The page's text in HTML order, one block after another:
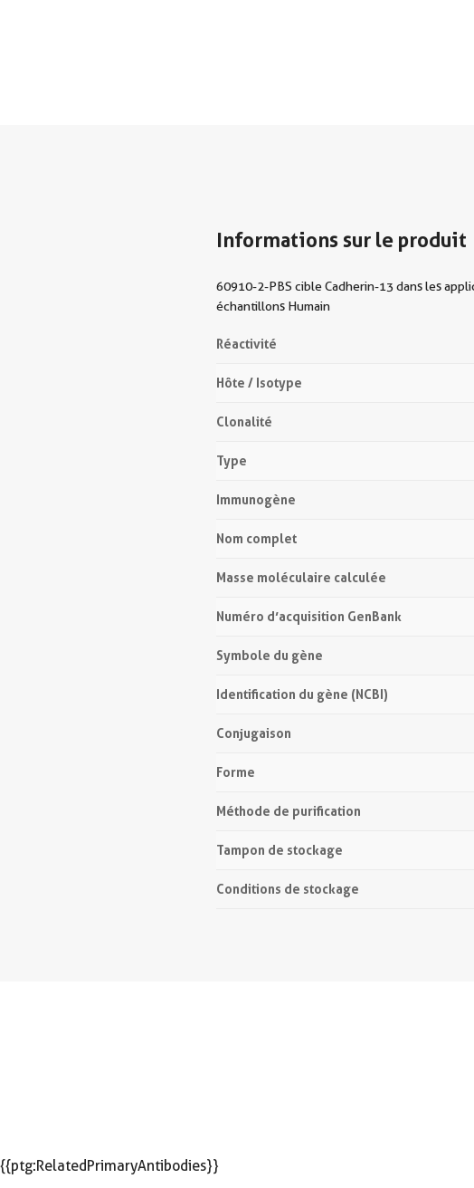
Informations sur le produit
60910-2-PBS cible Cadherin-13 dans les
échantillons Humain
Réactivité
Hôte / Isotype
Clonalité
Type
Immunogène
Nom complet
Masse moléculaire calculée
Numéro d’acquisition GenBank
Symbole du gène
Identification du gène (NCBI)
Conjugaison
Forme
Méthode de purification
Tampon de stockage
Conditions de stockage
{{ptg:RelatedPrimaryAntibodies}}